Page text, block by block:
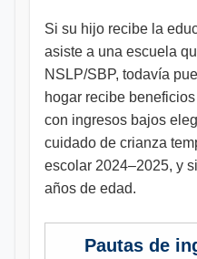
Si su hijo recibe la
asiste a una escuela
NSLP/SBP, todavía
hogar recibe
con ingresos bajos
cuidado de crianza
escolar 2024–2025, y
años de edad.
Pautas de